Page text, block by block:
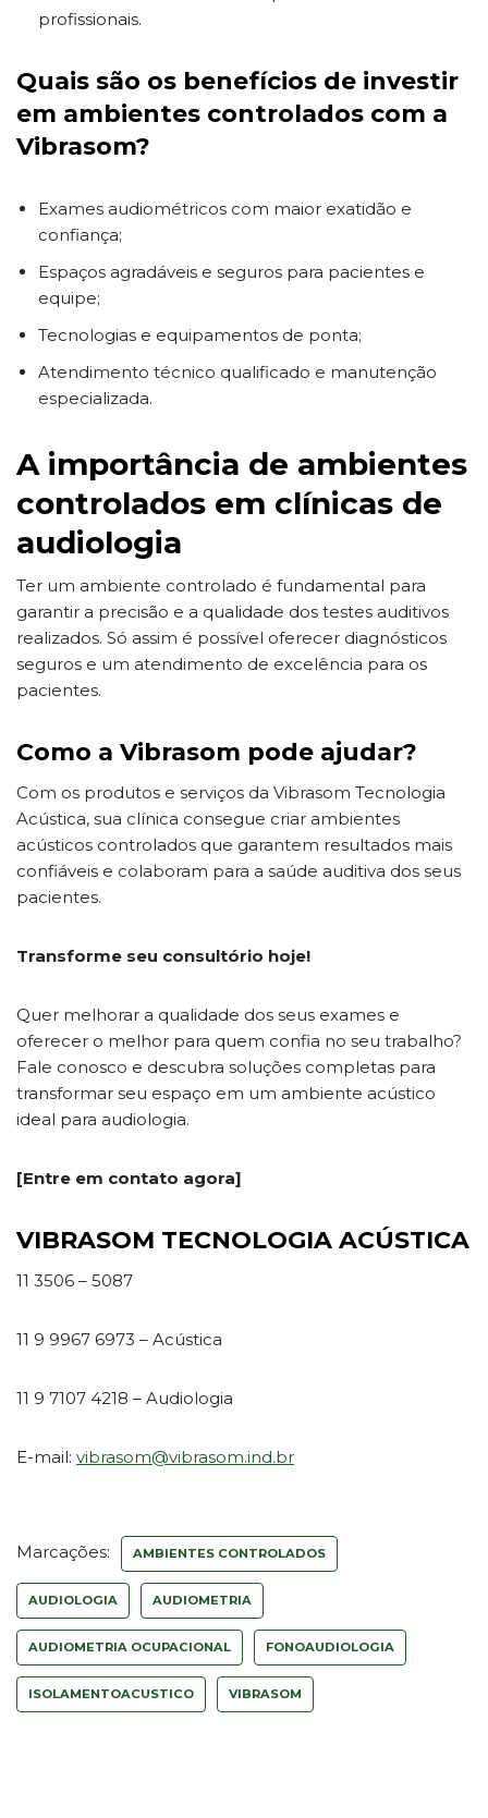
profissionais.
Quais são os benefícios de investir
em ambientes controlados com a
Vibrasom?
Exames audiométricos com maior exatidão e
confiança;
Espaços agradáveis e seguros para pacientes e
equipe;
Tecnologias e equipamentos de ponta;
Atendimento técnico qualificado e manutenção
especializada.
A importância de ambientes
controlados em clínicas de
audiologia
Ter um ambiente controlado é fundamental para
garantir a precisão e a qualidade dos testes auditivos
realizados. Só assim é possível oferecer diagnósticos
seguros e um atendimento de excelência para os
pacientes.
Como a Vibrasom pode ajudar?
Com os produtos e serviços da Vibrasom Tecnologia
Acústica, sua clínica consegue criar ambientes
acústicos controlados que garantem resultados mais
confiáveis e colaboram para a saúde auditiva dos seus
pacientes.
Transforme seu consultório hoje!
Quer melhorar a qualidade dos seus exames e
oferecer o melhor para quem confia no seu trabalho?
Fale conosco e descubra soluções completas para
transformar seu espaço em um ambiente acústico
ideal para audiologia.
[Entre em contato agora]
VIBRASOM TECNOLOGIA ACÚSTICA
11 3506 – 5087
11 9 9967 6973 – Acústica
11 9 7107 4218 – Audiologia
E-mail: vibrasom@vibrasom.ind.br
Marcações: AMBIENTES CONTROLADOS
AUDIOLOGIA AUDIOMETRIA
AUDIOMETRIA OCUPACIONAL FONOAUDIOLOGIA
ISOLAMENTOACUSTICO VIBRASOM